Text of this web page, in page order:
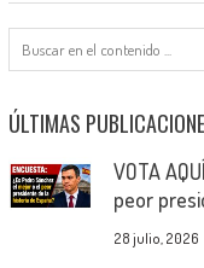
ÚLTIMAS
VOTA
peor
28 julio, 2026